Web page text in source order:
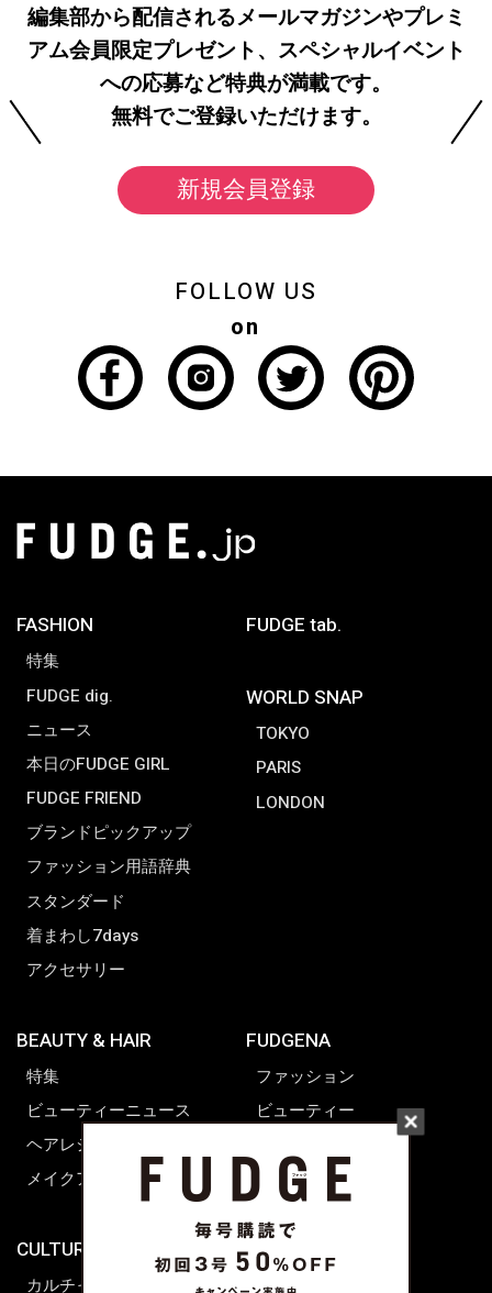
編集部から配信されるメールマガジンやプレミ
アム会員限定プレゼント、スペシャルイベント
への応募など特典が満載です。
無料でご登録いただけます。
新規会員登録
FOLLOW US
on
FASHION
特集
FUDGE dig.
ニュース
本日のFUDGE GIRL
FUDGE FRIEND
ブランドピックアップ
ファッション用語辞典
スタンダード
着まわし7days
アクセサリー
FUDGE tab.
WORLD SNAP
TOKYO
PARIS
LONDON
BEAUTY & HAIR
特集
ビューティーニュース
ヘアレシピ ストーリーズ
メイクアップティップス
CULTURE & LIFE
カルチャー
FUDGENA
ファッション
ビューティー
ライフスタイル